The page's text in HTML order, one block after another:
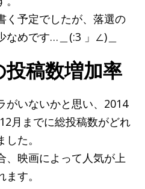
く予定でしたが、落選の
なめです…＿(:3 」∠)＿
稿数増加率
がいないかと思い、2014
月までに総投稿数がどれ
た。
、映画によって人気が上
す。